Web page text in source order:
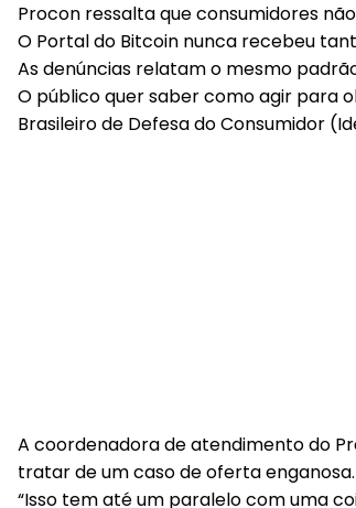
Procon ressalta que consumidores
O Portal do Bitcoin nunca recebeu
As denúncias relatam o mesmo
O público quer saber como agir para
Brasileiro de Defesa do Consumidor
A coordenadora de atendimento do
tratar de um caso de oferta enganosa.
“Isso tem até um paralelo com uma